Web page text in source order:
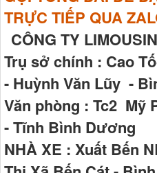
TRỰC TIẾP QUA
CÔNG TY
Trụ sở chính : Cao
- Huỳnh Văn Lũy -
Văn phòng : Tc2 Mỹ
- Tĩnh Bình Dương
NHÀ XE : Xuất Bến